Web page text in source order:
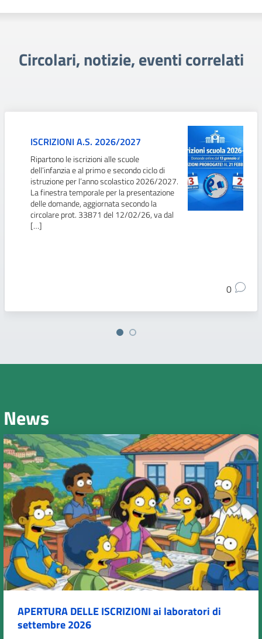
Circolari, notizie, eventi correlati
ISCRIZIONI A.S. 2026/2027
Ripartono le iscrizioni alle scuole
dell’infanzia e al primo e secondo ciclo di
istruzione per l’anno scolastico 2026/2027.
La finestra temporale per la presentazione
delle domande, aggiornata secondo la
circolare prot. 33871 del 12/02/26, va dal
[…]
0
News
APERTURA DELLE ISCRIZIONI ai laboratori di
settembre 2026